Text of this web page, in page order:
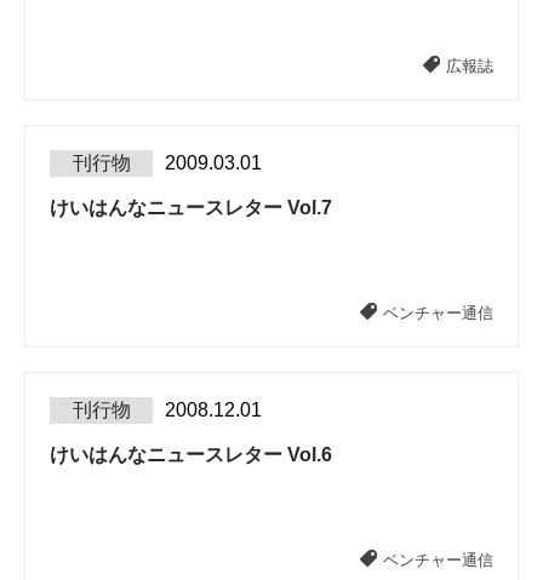
広報誌
刊行物 2009.03.01
けいはんなニュースレター Vol.7
ベンチャー通信
刊行物 2008.12.01
けいはんなニュースレター Vol.6
ベンチャー通信